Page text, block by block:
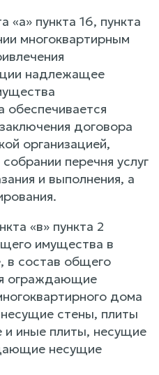
«а» пункта 16, пункта
многоквартирным
надлежащее
обеспечивается
договора
организацией,
перечня услуг
и выполнения, а
«в» пункта 2
имущества в
в состав общего
ограждающие
дома
стены, плиты
и иные плиты, несущие
несущие